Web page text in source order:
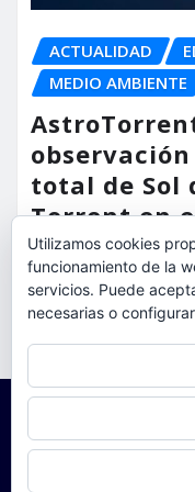
ACTUALIDAD
MEDIO AMBIENTE
total de Sol
Torrent en
las vías del
torrent al dia
Utilizamos cookies
funcionamiento de la
servicios. Puede
necesarias o
Para obtener más